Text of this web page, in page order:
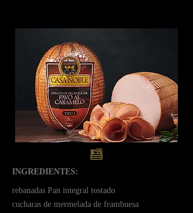
INGREDIENTES:
ㅤrebanadas Pan integral tostado
ㅤcucharas de mermelada de frambuesa